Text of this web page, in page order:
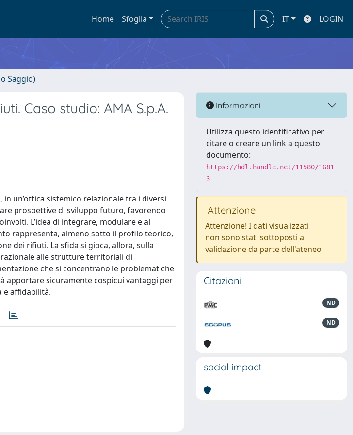
Home Sfoglia IT LOGIN
Saggio)
Caso studio: AMA S.p.A.
un’ottica sistemico relazionale tra i diversi
prospettive di sviluppo futuro, favorendo
L’idea di integrare, modulare e al
rappresenta, almeno sotto il profilo teorico,
dei rifiuti. La sfida si gioca, allora, sulla
alle strutture territoriali di
che si concentrano le problematiche
apportare sicuramente cospicui vantaggi per
e affidabilità.
Informazioni
Utilizza questo identificativo per
citare o creare un link a questo
documento:
https://hdl.handle.net/11580/1681
3
Attenzione
Attenzione! I dati visualizzati
non sono stati sottoposti a
validazione da parte dell'ateneo
Citazioni
ND
ND
social impact